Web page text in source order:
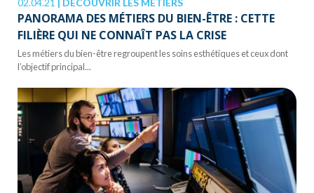
PANORAMA DES MÉTIERS DU BIEN-ÊTRE : CETTE
FILIÈRE QUI NE CONNAÎT PAS LA CRISE
Les métiers du bien-être regroupent les soins esthétiques et ceux dont
l’objectif principal...